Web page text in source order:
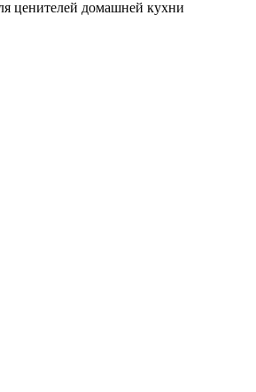
ценителей домашней кухни